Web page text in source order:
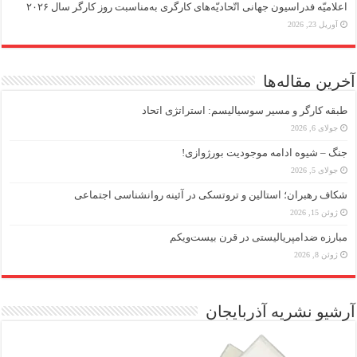
اعلامیّه فدراسیون جهانی اتّحادیّه‌های کارگری به‌مناسبت روز کارگر سال ۲۰۲۶
آوریل 23, 2026
آخرین مقاله‌ها
طبقه کارگر و مسیر سوسیالیسم: استراتژی اتحاد
جولای 6, 2026
جنگ – شیوه ادامه موجودیت بورژوازی!
جولای 5, 2026
شکاف رهبران؛ استالین و تروتسکی در آئینه روانشناسی اجتماعی
ژوئن 15, 2026
مبارزه ضد‌امپریالیستی در قرن بیست‌ویکم
ژوئن 8, 2026
آرشیو نشریه آذربایجان